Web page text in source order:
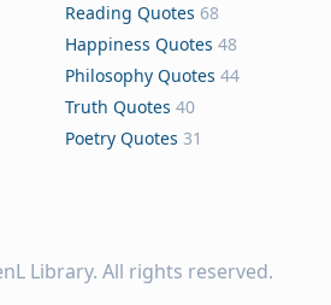
Reading Quotes 68
Happiness Quotes 48
Philosophy Quotes 44
Truth Quotes 40
Poetry Quotes 31
Library. All rights reserved.